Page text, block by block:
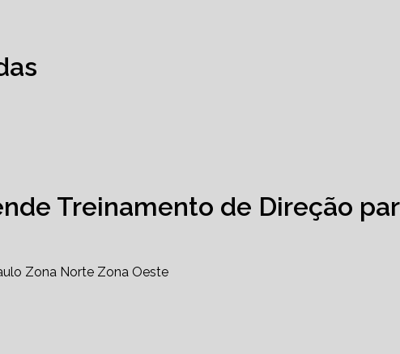
Treinamento de Direção
Zona Norte Zona Oeste